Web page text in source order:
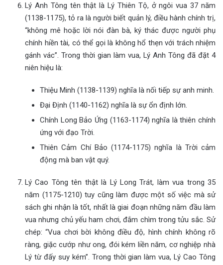
Lý Anh Tông tên thật là Lý Thiên Tộ, ở ngôi vua 37 năm
(1138-1175), tỏ ra là người biết quản lý, điều hành chính trị,
“không mê hoặc lời nói đàn bà, ký thác được người phụ
chính hiền tài, có thể gọi là không hổ thẹn với trách nhiệm
gánh vác”. Trong thời gian làm vua, Lý Anh Tông đã đặt 4
niên hiệu là:
Thiệu Minh (1138-1139) nghĩa là nối tiếp sự anh minh.
Đại Định (1140-1162) nghĩa là sự ổn định lớn.
Chính Long Bảo Ứng (1163-1174) nghĩa là thiên chính
ứng với đạo Trời.
Thiên Cảm Chí Bảo (1174-1175) nghĩa là Trời cảm
động mà ban vật quý.
Lý Cao Tông tên thật là Lý Long Trát, làm vua trong 35
năm (1175-1210) tuy cũng làm được một số việc mà sử
sách ghi nhận là tốt, nhất là giai đoạn những năm đầu làm
vua nhưng chủ yếu ham chơi, đắm chìm trong tửu sắc. Sử
chép: “Vua chơi bời không điều độ, hình chính không rõ
ràng, giặc cướp như ong, đói kém liền năm, cơ nghiệp nhà
Lý từ đấy suy kém”. Trong thời gian làm vua, Lý Cao Tông